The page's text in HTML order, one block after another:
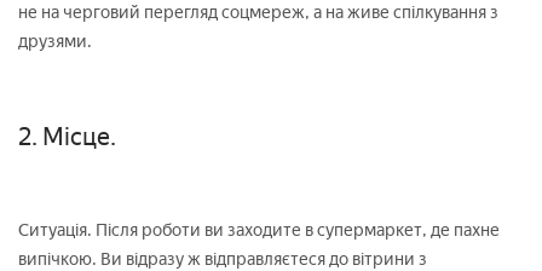
не на черговий перегляд соцмереж, а на живе спілкування з
друзями.
2. Місце.
Ситуація. Після роботи ви заходите в супермаркет, де пахне
випічкою. Ви відразу ж відправляєтеся до вітрини з